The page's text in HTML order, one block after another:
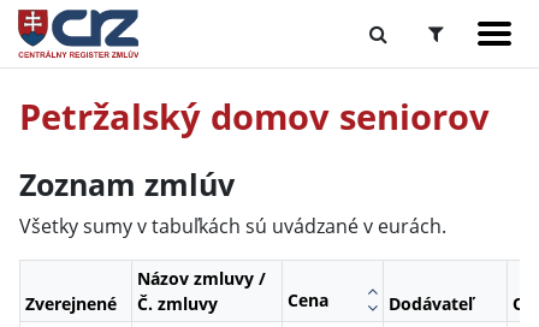
Petržalský domov seniorov
Zoznam zmlúv
Všetky sumy v tabuľkách sú uvádzané v eurách.
Zverejnené
Názov zmluvy /
Č. zmluvy
Cena Dodávateľ